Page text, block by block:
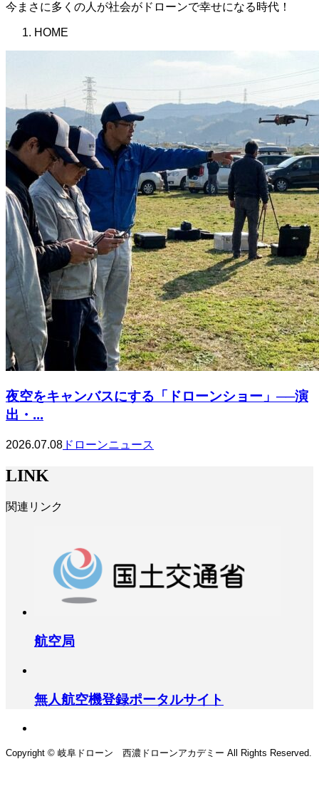
今まさに多くの人が社会がドローンで幸せになる時代！
HOME
夜空をキャンバスにする「ドローンショー」──演
出・...
2026.07.08 ドローンニュース
LINK
関連リンク
航空局
無人航空機登録ポータルサイト
Copyright © 岐阜ドローン 西濃ドローンアカデミー All Rights Reserved.